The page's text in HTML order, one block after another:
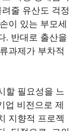
줄 유산도 걱정
이 있는 부모세
. 반대로 출산을
과제가 부차적
할 필요성을 느
업 비전으로 제
지향적 프로젝